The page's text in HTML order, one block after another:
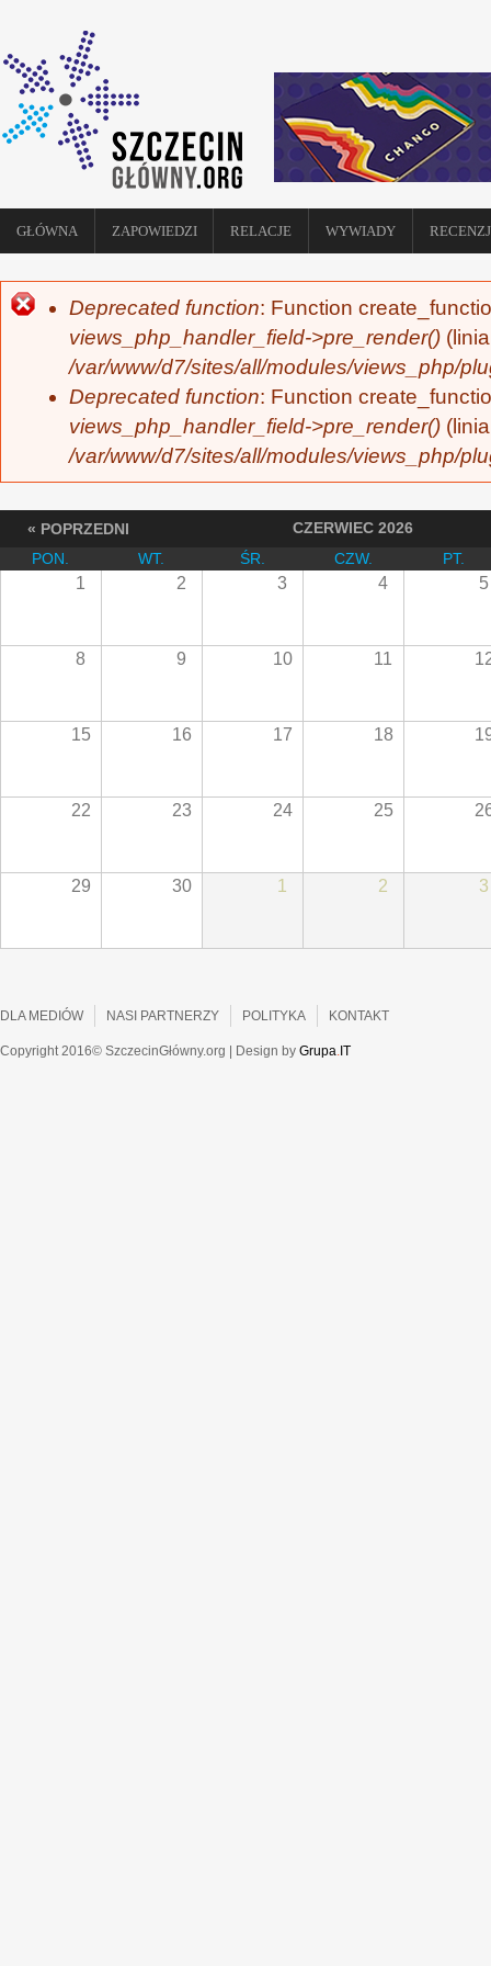
GŁÓWNA ZAPOWIEDZI RELACJE WYWIADY
KOMUNIKAT O BŁĘDZIE
Deprecated function: Function
views_php_handler_field->pre_render()
/var/www/d7/sites/all/modules/views_php/
Deprecated function: Function
views_php_handler_field->pre_render()
/var/www/d7/sites/all/modules/views_php/
CZERWIEC 2026
« POPRZEDNI
PON.
WT. ŚR. CZW. PT.
1 2 3 4 5
8 9 10 11
15 16 17 18
22 23 24 25
29 30 1 2 3
DLA MEDIÓW NASI PARTNERZY POLITYKA KONTAKT
Copyright 2016© SzczecinGłówny.org | Design by Grupa. IT